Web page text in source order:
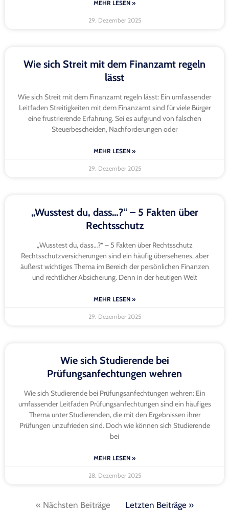
MEHR LESEN »
29. Dezember 2025
Wie sich Streit mit dem Finanzamt regeln
lässt
Wie sich Streit mit dem Finanzamt regeln lässt: Ein umfassender
Leitfaden Streitigkeiten mit dem Finanzamt sind für viele Bürger
eine frustrierende Erfahrung. Sei es aufgrund von falschen
Steuerbescheiden, Nachforderungen oder
MEHR LESEN »
29. Dezember 2025
„Wusstest du, dass…?“ – 5 Fakten über
Rechtsschutz
„Wusstest du, dass…?“ – 5 Fakten über Rechtsschutz
Rechtsschutzversicherungen sind ein häufig übersehenes, aber
äußerst wichtiges Thema im Bereich der persönlichen Finanzen
und rechtlicher Absicherung. Denn in der heutigen Welt
MEHR LESEN »
29. Dezember 2025
Wie sich Studierende bei
Prüfungsanfechtungen wehren
Wie sich Studierende bei Prüfungsanfechtungen wehren: Ein
umfassender Leitfaden Prüfungsanfechtungen sind ein häufiges
Thema unter Studierenden, die mit den Ergebnissen ihrer
Prüfungen unzufrieden sind. Doch wie können sich Studierende
bei
MEHR LESEN »
28. Dezember 2025
« Nächsten Beiträge Letzten Beiträge »